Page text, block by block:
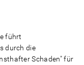
führt
durch die
Schaden" für